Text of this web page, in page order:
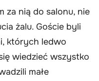
za nią do salonu, nie
żalu. Goście byli
których ledwo
wiedzieć wszystko
małe